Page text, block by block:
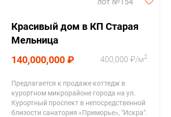
Красивый дом в КП Старая
Мельница
140,000,000 ₽
400,000 ₽/м2
Предлагается к продаже коттедж в
курортном микрорайоне города на ул.
Курортный проспект в непосредственной
близости санатория «Приморье», "Искра".